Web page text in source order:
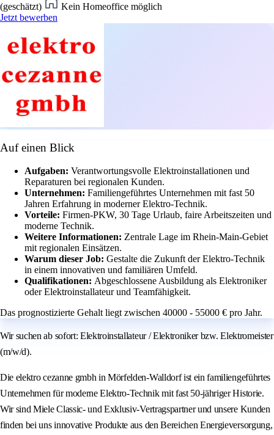
(geschätzt)
Kein Homeoffice möglich
Jetzt bewerben
Auf einen Blick
Aufgaben: Verantwortungsvolle Elektroinstallationen und
Reparaturen bei regionalen Kunden.
Unternehmen: Familiengeführtes Unternehmen mit fast 50
Jahren Erfahrung in moderner Elektro-Technik.
Vorteile: Firmen-PKW, 30 Tage Urlaub, faire Arbeitszeiten und
moderne Technik.
Weitere Informationen: Zentrale Lage im Rhein-Main-Gebiet
mit regionalen Einsätzen.
Warum dieser Job: Gestalte die Zukunft der Elektro-Technik
in einem innovativen und familiären Umfeld.
Qualifikationen: Abgeschlossene Ausbildung als Elektroniker
oder Elektroinstallateur und Teamfähigkeit.
Das prognostizierte Gehalt liegt zwischen 40000 - 55000 € pro Jahr.
Wir suchen ab sofort: Elektroinstallateur / Elektroniker bzw. Elektromeister
(m/w/d).
Die elektro cezanne gmbh in Mörfelden-Walldorf ist ein familiengeführtes
Unternehmen für moderne Elektro-Technik mit fast 50-jähriger Historie.
Wir sind Miele Classic- und Exklusiv-Vertragspartner und unsere Kunden
finden bei uns innovative Produkte aus den Bereichen Energieversorgung,